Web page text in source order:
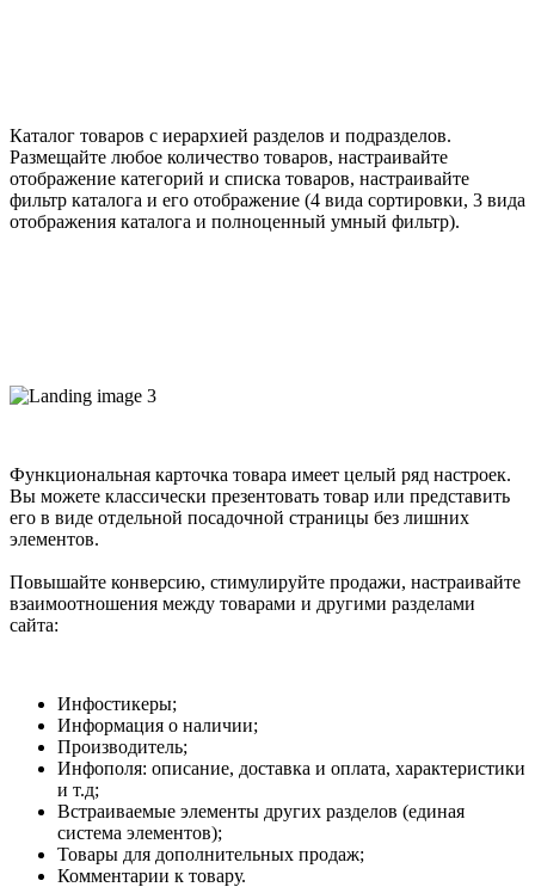
Каталог товаров с иерархией разделов и подразделов.
Размещайте любое количество товаров, настраивайте
отображение категорий и списка товаров, настраивайте
фильтр каталога и его отображение (4 вида сортировки, 3 вида
отображения каталога и полноценный умный фильтр).
Функциональная карточка товара имеет целый ряд настроек.
Вы можете классически презентовать товар или представить
его в виде отдельной посадочной страницы без лишних
элементов.
Повышайте конверсию, стимулируйте продажи, настраивайте
взаимоотношения между товарами и другими разделами
сайта:
Инфостикеры;
Информация о наличии;
Производитель;
Инфополя: описание, доставка и оплата, характеристики
и т.д;
Встраиваемые элементы других разделов (единая
система элементов);
Товары для дополнительных продаж;
Комментарии к товару.